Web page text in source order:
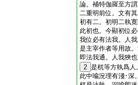
論。補特伽羅至方
二重明前位。文有
初有二。初明二執
此初也。今顯初位
我位必有法我。人
是主宰作者等用故
即法我通。人我狹
2 是杌等方執爲
此中喩況理有淺･深